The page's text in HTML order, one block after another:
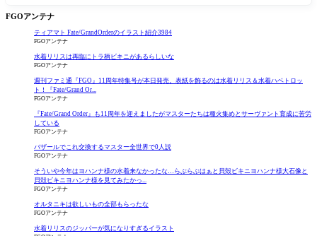
FGOアンテナ
ティアマト Fate/GrandOrderのイラスト紹介3984
FGOアンテナ
水着リリスは再臨にトラ柄ビキニがあるらしいな
FGOアンテナ
週刊ファミ通『FGO』11周年特集号が本日発売。表紙を飾るのは水着リリス＆水着ハベトロッ
ト！『Fate/Grand Or...
FGOアンテナ
『Fate/Grand Order』も11周年を迎えましたがマスターたちは種火集めとサーヴァント育成に苦労
している
FGOアンテナ
バザールでこれ交換するマスター全世界で0人説
FGOアンテナ
そういや今年はヨハンナ様の水着来なかったな…らぶらぶはぁと貝殻ビキニヨハンナ様大石像と
貝殻ビキニヨハンナ様を見てみたかっ...
FGOアンテナ
オルタニキは欲しいもの全部もらったな
FGOアンテナ
水着リリスのジッパーが気になりすぎるイラスト